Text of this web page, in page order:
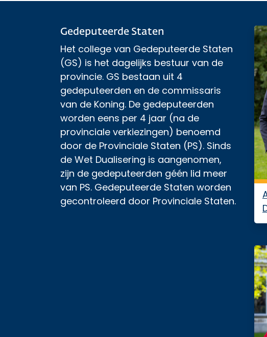
Gedeputeerde Staten
Het college van Gedeputeerde Staten
(GS) is het dagelijks bestuur van de
provincie. GS bestaan uit 4
gedeputeerden en de commissaris
van de Koning. De gedeputeerden
worden eens per 4 jaar (na de
provinciale verkiezingen) benoemd
door de Provinciale Staten (PS). Sinds
de Wet Dualisering is aangenomen,
zijn de gedeputeerden géén lid meer
van PS. Gedeputeerde Staten worden
gecontroleerd door Provinciale Staten.